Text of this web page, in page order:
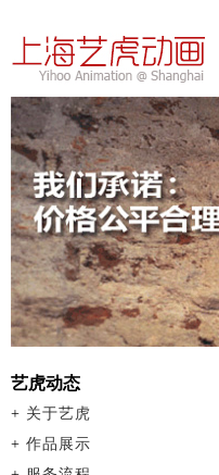
艺虎动态
+ 关于艺虎
+ 作品展示